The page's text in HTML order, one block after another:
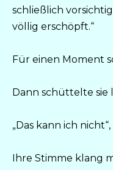
schließlich
völlig erschöpft.“
Für einen Moment
Dann schüttelte sie
„Das kann ich
Ihre Stimme klang